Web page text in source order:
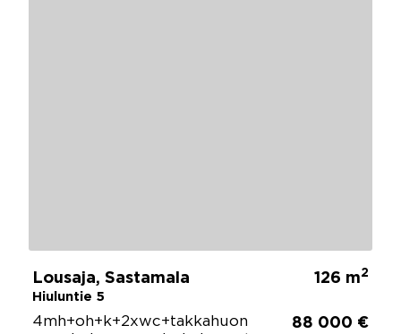
Lousaja, Sastamala
Hiuluntie 5
126 m2
4mh+oh+k+2xwc+takkahuon
88 000 €